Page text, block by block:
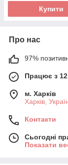
Купити
Про нас
97%
Працює з
м. Харків
Харків,
Контакти
Сьогодні
Показати